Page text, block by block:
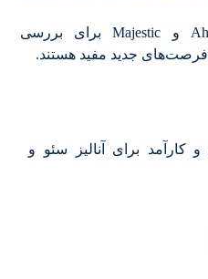
ابزارهایی مانند Ahrefs و Majestic برای بررسی
فرصت‌های جدید مفید هستند.
کارآمد برای آنالیز سئو و